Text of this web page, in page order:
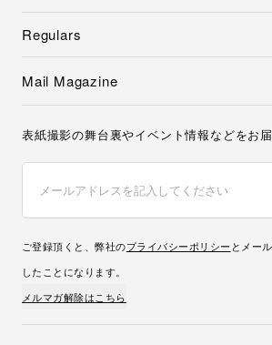
Regulars
Mail Magazine
表紙撮影の舞台裏やイベント情報などをお届
ご登録頂くと、弊社のプライバシーポリシー とメー
したことになります。
メルマガ解除はこちら